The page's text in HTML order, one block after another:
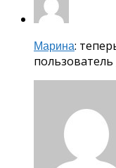
Марина:
пользователь